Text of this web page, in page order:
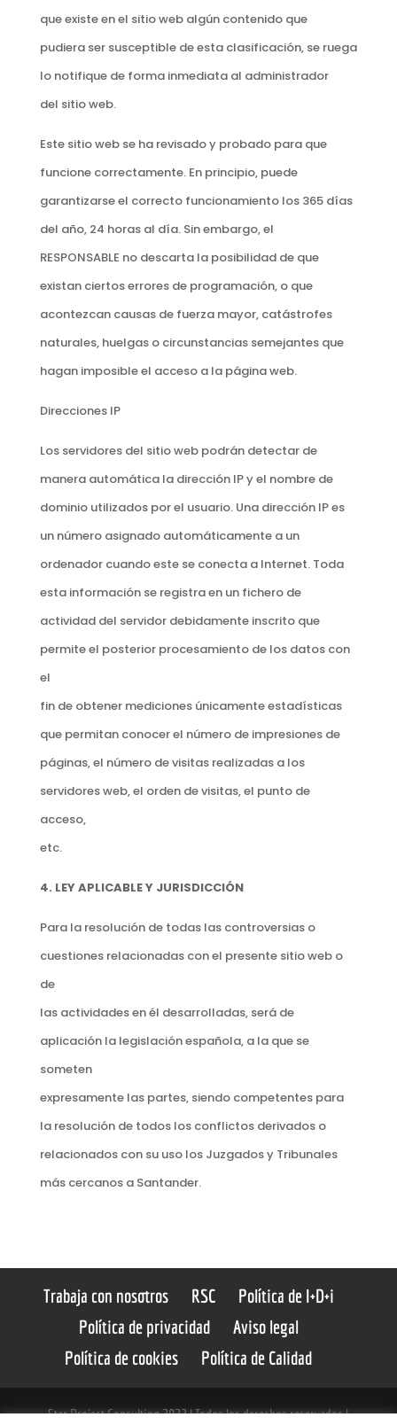
que existe en el sitio web algún contenido que
pudiera ser susceptible de esta clasificación, se ruega
lo notifique de forma inmediata al administrador
del sitio web.
Este sitio web se ha revisado y probado para que
funcione correctamente. En principio, puede
garantizarse el correcto funcionamiento los 365 días
del año, 24 horas al día. Sin embargo, el
RESPONSABLE no descarta la posibilidad de que
existan ciertos errores de programación, o que
acontezcan causas de fuerza mayor, catástrofes
naturales, huelgas o circunstancias semejantes que
hagan imposible el acceso a la página web.
Direcciones IP
Los servidores del sitio web podrán detectar de
manera automática la dirección IP y el nombre de
dominio utilizados por el usuario. Una dirección IP es
un número asignado automáticamente a un
ordenador cuando este se conecta a Internet. Toda
esta información se registra en un fichero de
actividad del servidor debidamente inscrito que
permite el posterior procesamiento de los datos con
el
fin de obtener mediciones únicamente estadísticas
que permitan conocer el número de impresiones de
páginas, el número de visitas realizadas a los
servidores web, el orden de visitas, el punto de
acceso,
etc.
4. LEY APLICABLE Y JURISDICCIÓN
Para la resolución de todas las controversias o
cuestiones relacionadas con el presente sitio web o
de
las actividades en él desarrolladas, será de
aplicación la legislación española, a la que se
someten
expresamente las partes, siendo competentes para
la resolución de todos los conflictos derivados o
relacionados con su uso los Juzgados y Tribunales
más cercanos a Santander.
Trabaja con nosotros RSC
Política de I+D+i
Política de privacidad
Aviso legal
Política de cookies
Política de Calidad
Star Project Consulting 2022 | Todos los derechos reservados |